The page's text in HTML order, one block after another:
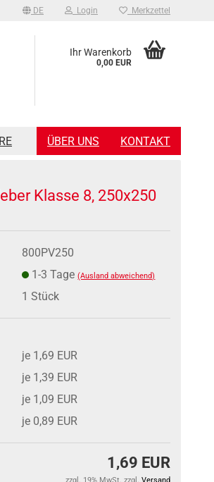
DE Login Merkzettel
Ihr Warenkorb
0,00 EUR
ÜBER UNS KONTAKT
Klasse 8, 250x250
800PV250
1-3 Tage(Ausland abweichend)
1 Stück
je 1,69 EUR
je 1,39 EUR
je 1,09 EUR
je 0,89 EUR
1,69 EUR